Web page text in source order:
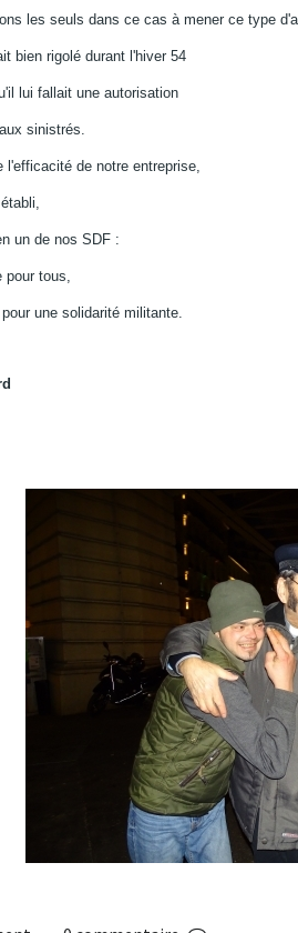
les seuls dans ce cas à mener ce type
bien rigolé durant l'hiver 54
lui fallait une autorisation
sinistrés.
l'efficacité de notre entreprise,
un de nos SDF :
tous,
une solidarité militante.